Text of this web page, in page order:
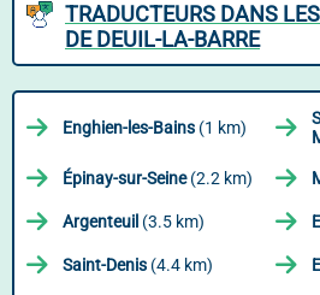
TRADUCTEURS DANS
DE DEUIL-LA-BARRE
Enghien-les-Bains (1 km)
Épinay-sur-Seine(2.2 km)
Argenteuil (3.5 km)
Saint-Denis (4.4 km)